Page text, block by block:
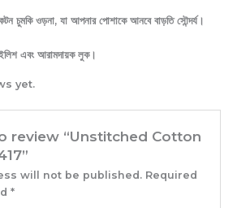
চুমকি ওড়না, যা আপনার পোশাকে আনবে বাড়তি সৌন্দর্য।
এবং আরামদায়ক লুক।
yet.
review “Unstitched Cotton
will not be published. Required
*